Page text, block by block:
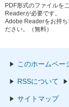
PDF形式のファイルを
Readerが必要です。
Adobe Readerをお持ち
ださい。（無料）
このホームペー
RSSについて
サイトマップ